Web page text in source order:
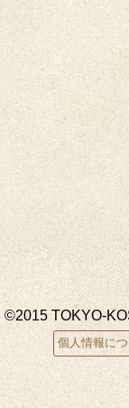
©2015 TOKYO-
個人情報に